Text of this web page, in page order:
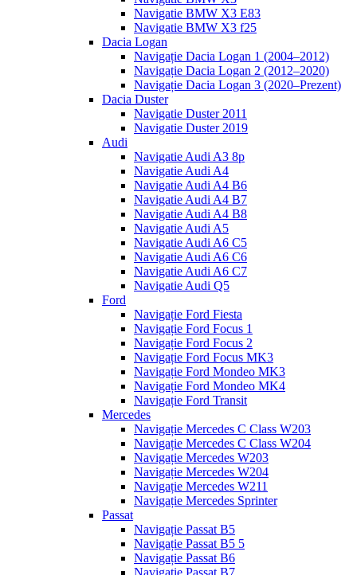
Navigatie BMW X3 E83
Navigatie BMW X3 f25
Dacia Logan
Navigație Dacia Logan 1 (2004–2012)
Navigație Dacia Logan 2 (2012–2020)
Navigație Dacia Logan 3 (2020–Prezent)
Dacia Duster
Navigatie Duster 2011
Navigatie Duster 2019
Audi
Navigatie Audi A3 8p
Navigatie Audi A4
Navigatie Audi A4 B6
Navigatie Audi A4 B7
Navigatie Audi A4 B8
Navigatie Audi A5
Navigatie Audi A6 C5
Navigatie Audi A6 C6
Navigatie Audi A6 C7
Navigatie Audi Q5
Ford
Navigație Ford Fiesta
Navigație Ford Focus 1
Navigație Ford Focus 2
Navigație Ford Focus MK3
Navigație Ford Mondeo MK3
Navigație Ford Mondeo MK4
Navigație Ford Transit
Mercedes
Navigație Mercedes C Class W203
Navigație Mercedes C Class W204
Navigație Mercedes W203
Navigație Mercedes W204
Navigație Mercedes W211
Navigație Mercedes Sprinter
Passat
Navigație Passat B5
Navigație Passat B5 5
Navigație Passat B6
Navigație Passat B7